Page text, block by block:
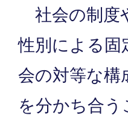
社会の制度
性別による固
会の対等な構
を分かち合